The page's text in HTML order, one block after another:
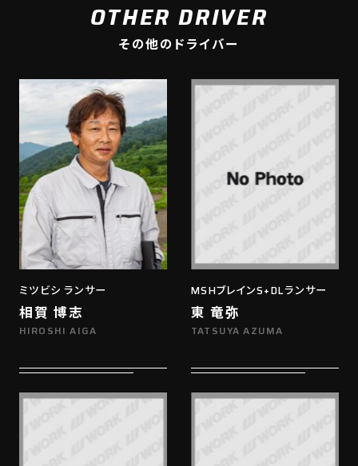
OTHER DRIVER
その他のドライバー
ミツビシ ランサー
相賀 博志
HIROSHI AIGA
MSHブレインS+DLランサー
東 竜弥
TATSUYA AZUMA